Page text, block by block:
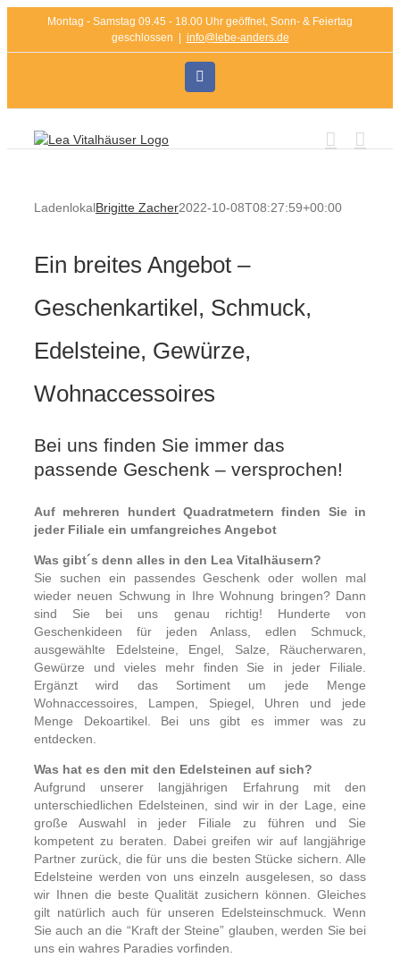
springen
Montag - Samstag 09.45 - 18.00 Uhr geöffnet, Sonn- & Feiertag
geschlossen
info@lebe-anders.de
Instagram
LadenlokalBrigitte Zacher2022-10-08T08:27:59+00:00
Ein breites Angebot –
Geschenkartikel, Schmuck,
Edelsteine, Gewürze,
Wohnaccessoires
Bei uns finden Sie immer das
passende Geschenk – versprochen!
Auf mehreren hundert Quadratmetern finden Sie in
jeder Filiale ein umfangreiches Angebot
Was gibt´s denn alles in den Lea Vitalhäusern?
Sie suchen ein passendes Geschenk oder wollen mal
wieder neuen Schwung in Ihre Wohnung bringen? Dann
sind Sie bei uns genau richtig! Hunderte von
Geschenkideen für jeden Anlass, edlen Schmuck,
ausgewählte Edelsteine, Engel, Salze, Räucherwaren,
Gewürze und vieles mehr finden Sie in jeder Filiale.
Ergänzt wird das Sortiment um jede Menge
Wohnaccessoires, Lampen, Spiegel, Uhren und jede
Menge Dekoartikel. Bei uns gibt es immer was zu
entdecken.
Was hat es den mit den Edelsteinen auf sich?
Aufgrund unserer langjährigen Erfahrung mit den
unterschiedlichen Edelsteinen, sind wir in der Lage, eine
große Auswahl in jeder Filiale zu führen und Sie
kompetent zu beraten. Dabei greifen wir auf langjährige
Partner zurück, die für uns die besten Stücke sichern. Alle
Edelsteine werden von uns einzeln ausgelesen, so dass
wir Ihnen die beste Qualität zusichern können. Gleiches
gilt natürlich auch für unseren Edelsteinschmuck. Wenn
Sie auch an die “Kraft der Steine” glauben, werden Sie bei
uns ein wahres Paradies vorfinden.